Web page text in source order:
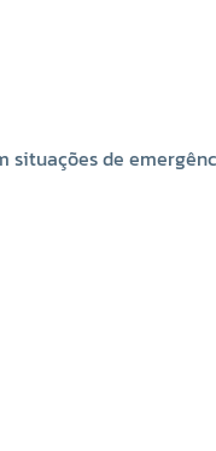
situações de